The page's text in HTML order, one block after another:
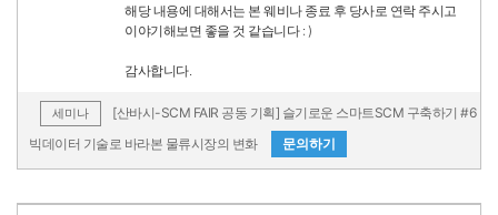
해당 내용에 대해서는 본 웨비나 종료 후 당사로 연락 주시고
이야기해보면 좋을 것 같습니다 : )
감사합니다.
세미나
[산바시-SCM FAIR 공동 기획] 슬기로운 스마트SCM 구축하기 #6
빅데이터 기술로 바라본 물류시장의 변화
문의하기